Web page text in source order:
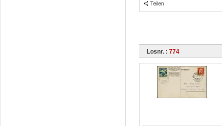
Teilen
Losnr. : 774